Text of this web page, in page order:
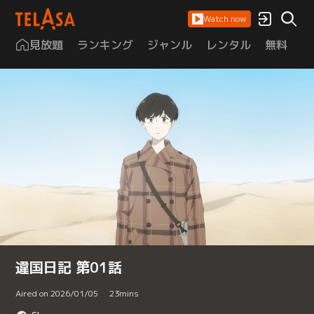
Watch now
見放題 ランキング ジャンル レンタル 無料
違国日記 第01話
Aired on 2026/01/05 23mins